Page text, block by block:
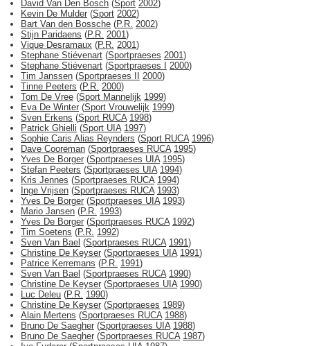
David Van Den Bosch (Sport 2002)
Kevin De Mulder (Sport 2002)
Bart Van den Bossche (P.R. 2002)
Stijn Paridaens (P.R. 2001)
Vique Desramaux (P.R. 2001)
Stephane Stiévenart (Sportpraeses 2001)
Stephane Stiévenart (Sportpraeses I 2000)
Tim Janssen (Sportpraeses II 2000)
Tinne Peeters (P.R. 2000)
Tom De Vree (Sport Mannelijk 1999)
Eva De Winter (Sport Vrouwelijk 1999)
Sven Erkens (Sport RUCA 1998)
Patrick Ghielli (Sport UIA 1997)
Sophie Caris Alias Reynders (Sport RUCA 1996)
Dave Cooreman (Sportpraeses RUCA 1995)
Yves De Borger (Sportpraeses UIA 1995)
Stefan Peeters (Sportpraeses UIA 1994)
Kris Jennes (Sportpraeses RUCA 1994)
Inge Vrijsen (Sportpraeses RUCA 1993)
Yves De Borger (Sportpraeses UIA 1993)
Mario Jansen (P.R. 1993)
Yves De Borger (Sportpraeses RUCA 1992)
Tim Soetens (P.R. 1992)
Sven Van Bael (Sportpraeses RUCA 1991)
Christine De Keyser (Sportpraeses UIA 1991)
Patrice Kerremans (P.R. 1991)
Sven Van Bael (Sportpraeses RUCA 1990)
Christine De Keyser (Sportpraeses UIA 1990)
Luc Deleu (P.R. 1990)
Christine De Keyser (Sportpraeses 1989)
Alain Mertens (Sportpraeses RUCA 1988)
Bruno De Saegher (Sportpraeses UIA 1988)
Bruno De Saegher (Sportpraeses RUCA 1987)